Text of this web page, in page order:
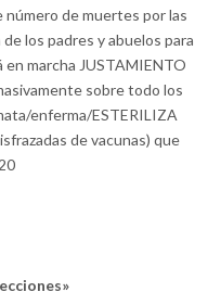
de muertes por las
los padres y abuelos para
en marcha JUSTAMIENTO
sobre todo los
enferma/ESTERILIZA
de vacunas) que